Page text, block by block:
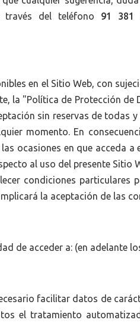
través del teléfono 91 381
en el Sitio Web, con
la "Política de Protección de
sin reservas de todas y
momento. En
ocasiones en que acceda
al uso del presente Sitio
condiciones
la aceptación de las
de acceder a: (en adelante
facilitar datos de
el tratamiento